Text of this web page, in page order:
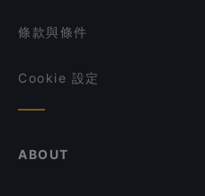
條款與條件
Cookie 設定
ABOUT